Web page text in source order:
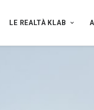
LE REALTÀ KLAB